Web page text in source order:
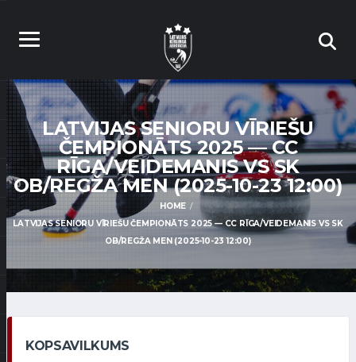
LATVIJAS SENIORU VĪRIEŠU
ČEMPIONĀTS 2025 — CC
RĪGA/VEIDEMANIS VS SK
OB/REGŽA MEN (2025-10-23 12:00)
HOME
LATVIJAS SENIORU VĪRIEŠU ČEMPIONĀTS 2025 — CC RĪGA/VEIDEMANIS VS SK
OB/REGŽA MEN (2025-10-23 12:00)
KOPSAVILKUMS